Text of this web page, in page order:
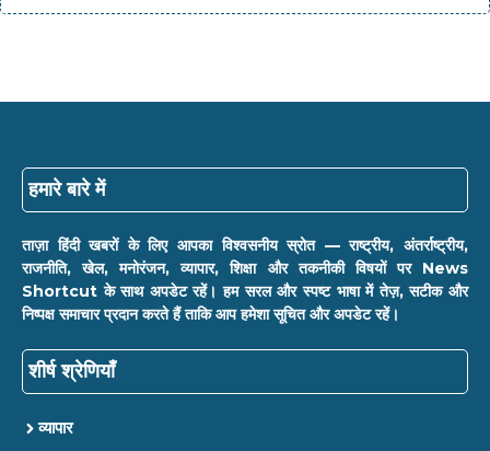
हमारे बारे में
ताज़ा हिंदी खबरों के लिए आपका विश्वसनीय स्रोत — राष्ट्रीय, अंतर्राष्ट्रीय,
राजनीति, खेल, मनोरंजन, व्यापार, शिक्षा और तकनीकी विषयों पर News
Shortcut के साथ अपडेट रहें। हम सरल और स्पष्ट भाषा में तेज़, सटीक और
निष्पक्ष समाचार प्रदान करते हैं ताकि आप हमेशा सूचित और अपडेट रहें।
शीर्ष श्रेणियाँ
व्यापार